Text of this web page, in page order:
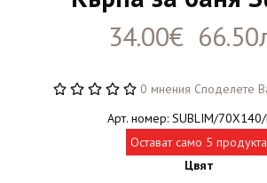
34.00€
0 мнения Споделете
Арт. номер: SUBLIM/70X140/
Остават само 5 продукта
Цвят